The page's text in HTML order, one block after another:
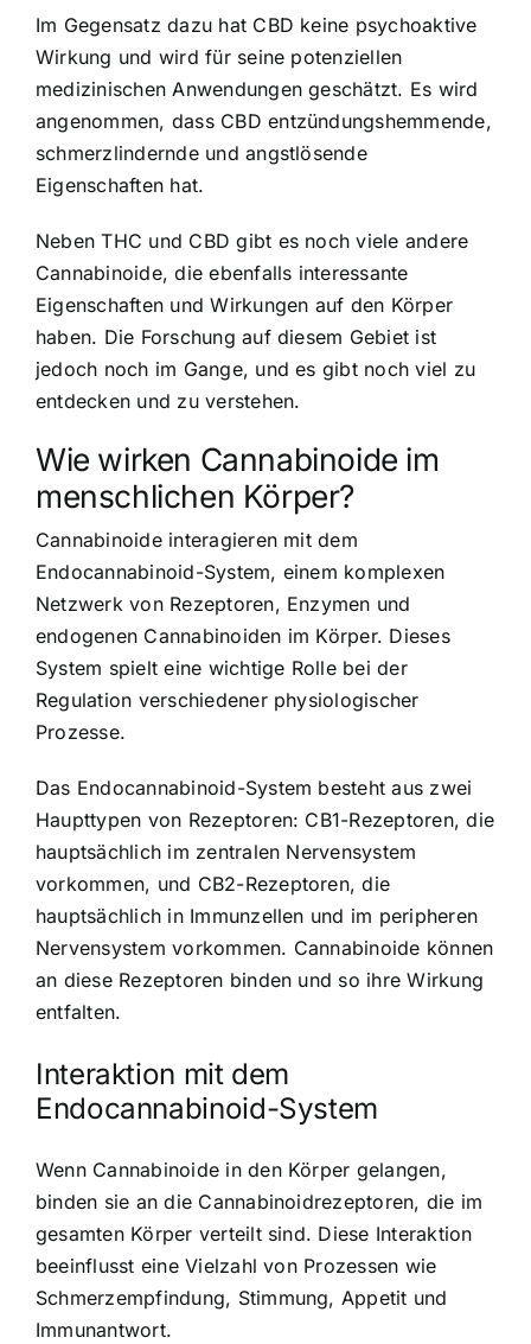
Im Gegensatz dazu hat CBD keine psychoaktive
Wirkung und wird für seine potenziellen
medizinischen Anwendungen geschätzt. Es wird
angenommen, dass CBD entzündungshemmende,
schmerzlindernde und angstlösende
Eigenschaften hat.
Neben THC und CBD gibt es noch viele andere
Cannabinoide, die ebenfalls interessante
Eigenschaften und Wirkungen auf den Körper
haben. Die Forschung auf diesem Gebiet ist
jedoch noch im Gange, und es gibt noch viel zu
entdecken und zu verstehen.
Wie wirken Cannabinoide im
menschlichen Körper?
Cannabinoide interagieren mit dem
Endocannabinoid-System, einem komplexen
Netzwerk von Rezeptoren, Enzymen und
endogenen Cannabinoiden im Körper. Dieses
System spielt eine wichtige Rolle bei der
Regulation verschiedener physiologischer
Prozesse.
Das Endocannabinoid-System besteht aus zwei
Haupttypen von Rezeptoren: CB1-Rezeptoren, die
hauptsächlich im zentralen Nervensystem
vorkommen, und CB2-Rezeptoren, die
hauptsächlich in Immunzellen und im peripheren
Nervensystem vorkommen. Cannabinoide können
an diese Rezeptoren binden und so ihre Wirkung
entfalten.
Interaktion mit dem
Endocannabinoid-System
Wenn Cannabinoide in den Körper gelangen,
binden sie an die Cannabinoidrezeptoren, die im
gesamten Körper verteilt sind. Diese Interaktion
beeinflusst eine Vielzahl von Prozessen wie
Schmerzempfindung, Stimmung, Appetit und
Immunantwort.